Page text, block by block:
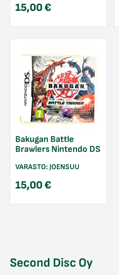
15,00€
Bakugan Battle
Brawlers Nintendo DS
VARASTO: JOENSUU
15,00€
Second Disc Oy